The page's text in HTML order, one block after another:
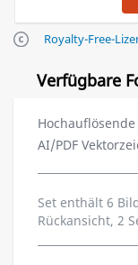
Royalty-Free-
Verfügbare
AI/PDF
Set enthält 6
Rückansicht, 2